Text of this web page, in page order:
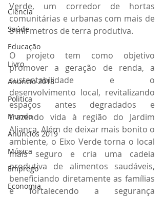
Ciência
Saúde
Educação
Livro
Anuncio 2018
Politica
Mundo
Anuncios 2019
Música
Emprego
Economia
Verde, um corredor de hortas
comunitárias e urbanas com mais de
8 mil metros de terra produtiva.
O projeto tem como objetivo
promover a geração de renda, a
sustentabilidade e o
desenvolvimento local, revitalizando
espaços antes degradados e
trazendo vida à região do Jardim
Aliança. Além de deixar mais bonito o
ambiente, o Eixo Verde torna o local
mais seguro e cria uma cadeia
produtiva de alimentos saudáveis,
beneficiando diretamente as famílias
e fortalecendo a segurança